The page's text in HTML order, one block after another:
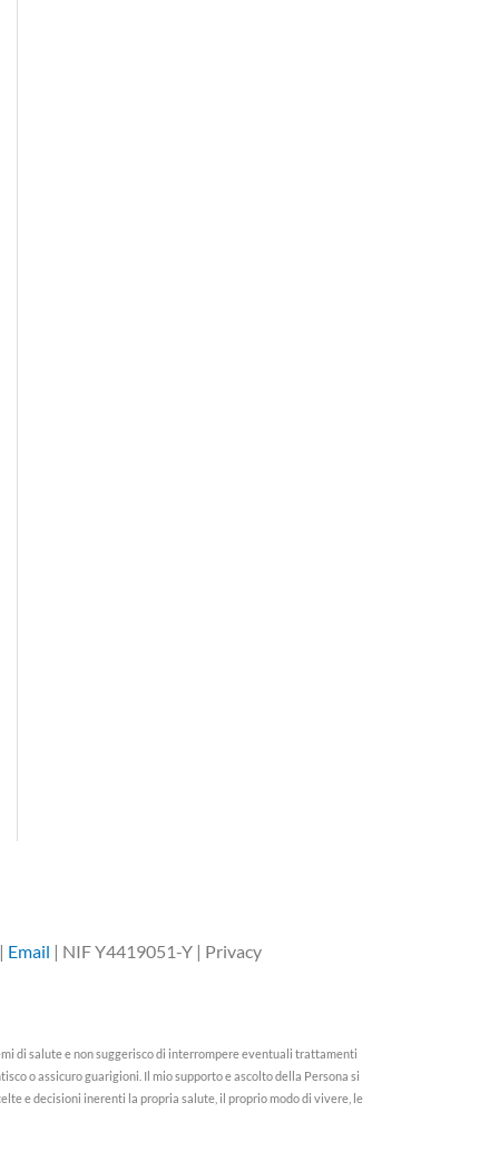
Email | NIF Y4419051-Y | Privacy
di salute e non suggerisco di interrompere eventuali trattamenti
o assicuro guarigioni. Il mio supporto e ascolto della Persona si
e decisioni inerenti la propria salute, il proprio modo di vivere, le